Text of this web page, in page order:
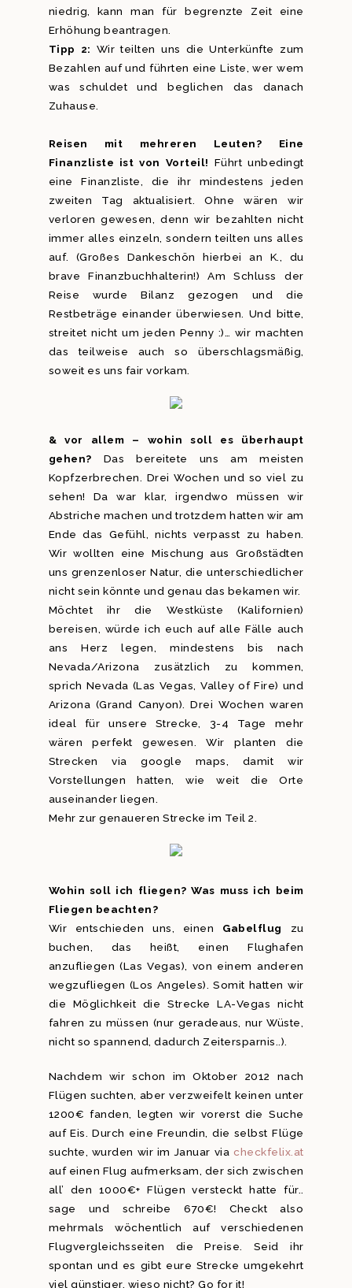
niedrig, kann man für begrenzte Zeit eine
Erhöhung beantragen.
Tipp 2: Wir teilten uns die Unterkünfte zum
Bezahlen auf und führten eine Liste, wer wem
was schuldet und beglichen das danach
Zuhause.
Reisen mit mehreren Leuten? Eine
Finanzliste ist von Vorteil! Führt unbedingt
eine Finanzliste, die ihr mindestens jeden
zweiten Tag aktualisiert. Ohne wären wir
verloren gewesen, denn wir bezahlten nicht
immer alles einzeln, sondern teilten uns alles
auf. (Großes Dankeschön hierbei an K., du
brave Finanzbuchhalterin!) Am Schluss der
Reise wurde Bilanz gezogen und die
Restbeträge einander überwiesen. Und bitte,
streitet nicht um jeden Penny :)… wir machten
das teilweise auch so überschlagsmäßig,
soweit es uns fair vorkam.
& vor allem – wohin soll es überhaupt
gehen? Das bereitete uns am meisten
Kopfzerbrechen. Drei Wochen und so viel zu
sehen! Da war klar, irgendwo müssen wir
Abstriche machen und trotzdem hatten wir am
Ende das Gefühl, nichts verpasst zu haben.
Wir wollten eine Mischung aus Großstädten
uns grenzenloser Natur, die unterschiedlicher
nicht sein könnte und genau das bekamen wir.
Möchtet ihr die Westküste (Kalifornien)
bereisen, würde ich euch auf alle Fälle auch
ans Herz legen, mindestens bis nach
Nevada/Arizona zusätzlich zu kommen,
sprich Nevada (Las Vegas, Valley of Fire) und
Arizona (Grand Canyon). Drei Wochen waren
ideal für unsere Strecke, 3-4 Tage mehr
wären perfekt gewesen. Wir planten die
Strecken via google maps, damit wir
Vorstellungen hatten, wie weit die Orte
auseinander liegen.
Mehr zur genaueren Strecke im Teil 2.
Wohin soll ich fliegen? Was muss ich beim
Fliegen beachten?
Wir entschieden uns, einen Gabelflug
zu
buchen, das heißt, einen Flughafen
anzufliegen (Las Vegas), von einem anderen
wegzufliegen (Los Angeles). Somit hatten wir
die Möglichkeit die Strecke LA-Vegas nicht
fahren zu müssen (nur geradeaus, nur Wüste,
nicht so spannend, dadurch Zeitersparnis..).
Nachdem wir schon im Oktober 2012 nach
Flügen suchten, aber verzweifelt keinen unter
1200€ fanden, legten wir vorerst die Suche
auf Eis. Durch eine Freundin, die selbst Flüge
suchte, wurden wir im Januar via checkfelix.at
auf einen Flug aufmerksam, der sich zwischen
all’ den 1000€+ Flügen versteckt hatte für..
sage und schreibe 670€! Checkt also
mehrmals wöchentlich auf verschiedenen
Flugvergleichsseiten die Preise. Seid ihr
spontan und es gibt eure Strecke umgekehrt
viel günstiger, wieso nicht? Go for it!